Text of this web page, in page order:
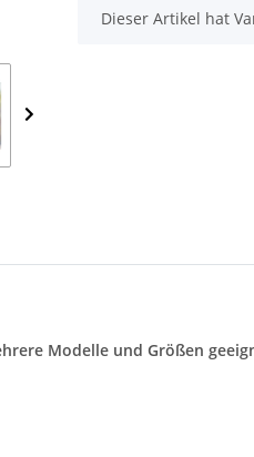
x
Dieser Artikel hat
Modelle und Größen